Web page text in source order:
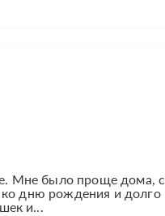
Мне было проще дома, с
ко дню рождения и долго
и...